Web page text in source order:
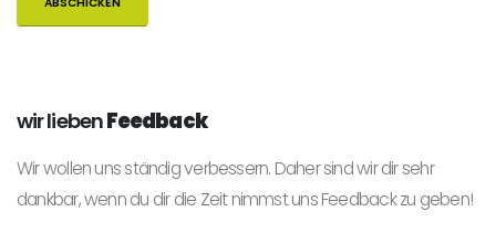
wir liebenFeedback
Wir wollen uns ständig verbessern. Daher sind wir dir sehr
dankbar, wenn du dir die Zeit nimmst uns Feedback zu geben!